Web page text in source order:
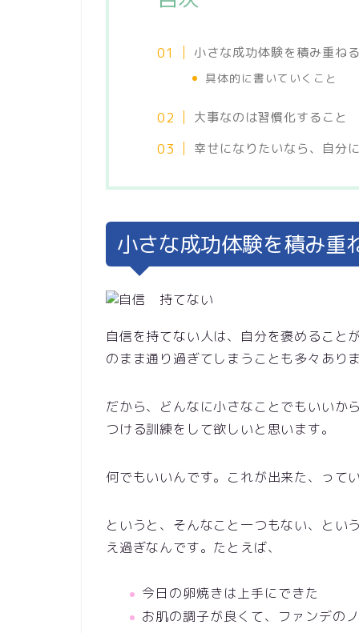
小さな成功体験を積み重ね
具体的に書いていくこと
大事なのは習慣化すること
幸せになりたいなら、自分
小さな成功体験を積み重
自信を持てない人は、自分を褒めること
のまま通り過ぎてしまうことも多々あり
だから、どんなに小さなことでもいいか
つける訓練をして欲しいと思います。
何でもいいんです。これが出来た、って
というと、そんなこと一つもない、とい
え過ぎなんです。たとえば、
今日の卵焼きは上手にできた
お肌の調子が良くて、ファンデの